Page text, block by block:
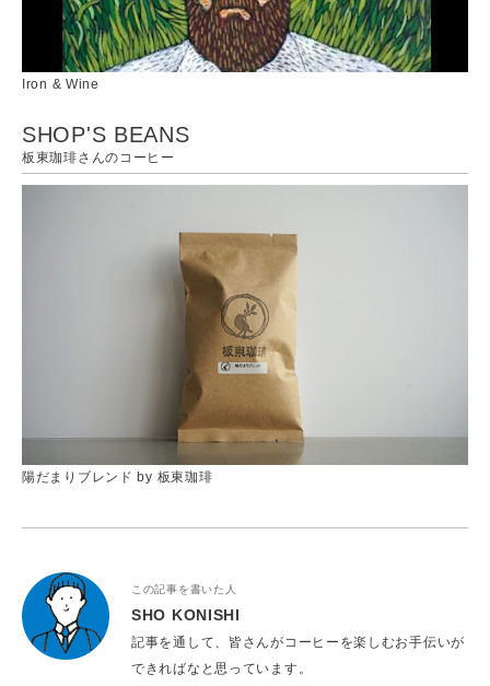
Iron & Wine
SHOP'S BEANS
板東珈琲さんのコーヒー
陽だまりブレンド by 板東珈琲
この記事を書いた人
SHO KONISHI
記事を通して、皆さんがコーヒーを楽しむお手伝いが
できればなと思っています。